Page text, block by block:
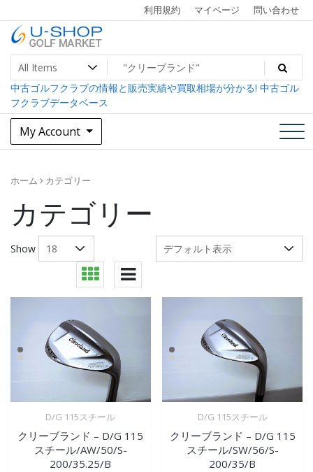
to
content
利用規約 マイページ 問い合わせ
U-SHOP Golf Market dev
中古ゴルフクラブ最大級！U-SHOPゴルフマーケット
中古ゴルフクラブの情報と販売実績や買取相場が分かる! 中古ゴル
フクラブデータベース
My Account
ホーム カテゴリー
カテゴリー
Show
D/G 115スチール
クリーブランド – D/G 115
スチール/AW/50/S-
200/35.25/B
D/G 115スチール
クリーブランド – D/G 115
スチール/SW/56/S-
200/35/B